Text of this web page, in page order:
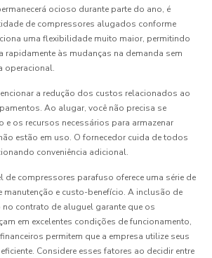
ocioso durante parte do ano, é
de compressores alugados conforme
uma flexibilidade muito maior, permitindo
rapidamente às mudanças na demanda sem
operacional.
a redução dos custos relacionados ao
Ao alugar, você não precisa se
e os recursos necessários para armazenar
estão em uso. O fornecedor cuida de todos
conveniência adicional.
de compressores parafuso oferece uma série de
manutenção e custo-benefício. A inclusão de
no contrato de aluguel garante que os
em excelentes condições de funcionamento,
permitem que a empresa utilize seus
Considere esses fatores ao decidir entre